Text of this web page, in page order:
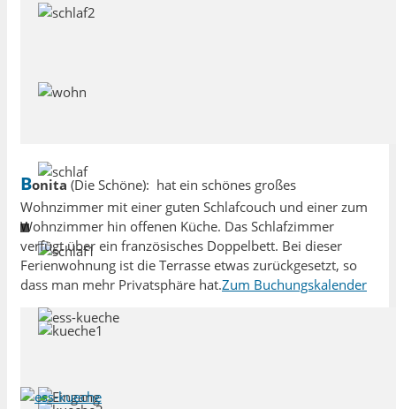
Bonita (Die Schöne): hat ein schönes großes
Wohnzimmer mit einer guten Schlafcouch und einer zum
Wohnzimmer hin offenen Küche. Das Schlafzimmer
verfügt über ein französisches Doppelbett. Bei dieser
Ferienwohnung ist die Terrasse etwas zurückgesetzt, so
dass man mehr Privatsphäre hat.Zum Buchungskalender